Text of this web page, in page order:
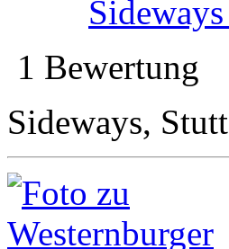
1 Bewertung
Sideways,